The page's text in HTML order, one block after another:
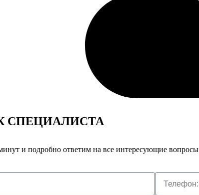
СПЕЦИАЛИСТА
и подробно ответим на все интересующие вопросы